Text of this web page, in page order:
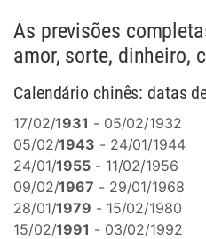
As previsões
amor, sorte, dinheiro,
Calendário chinês: datas
17/02/1931 - 05/02/1932
05/02/1943 - 24/01/1944
24/01/1955 - 11/02/1956
09/02/1967 - 29/01/1968
28/01/1979 - 15/02/1980
15/02/1991 - 03/02/1992